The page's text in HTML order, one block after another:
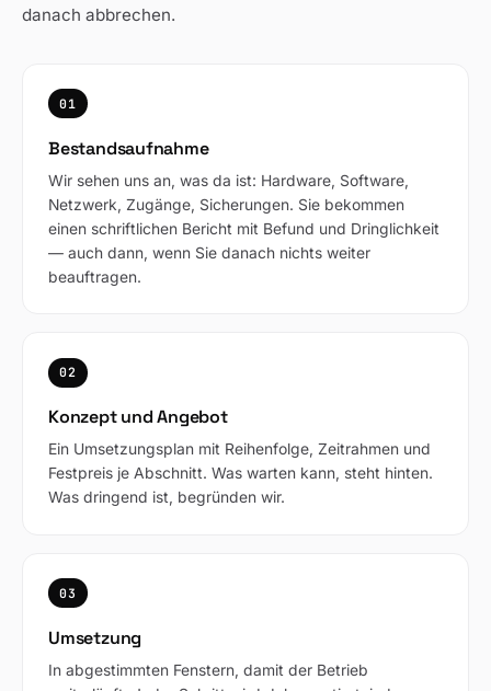
danach abbrechen.
01
Bestandsaufnahme
Wir sehen uns an, was da ist: Hardware, Software,
Netzwerk, Zugänge, Sicherungen. Sie bekommen
einen schriftlichen Bericht mit Befund und Dringlichkeit
— auch dann, wenn Sie danach nichts weiter
beauftragen.
02
Konzept und Angebot
Ein Umsetzungsplan mit Reihenfolge, Zeitrahmen und
Festpreis je Abschnitt. Was warten kann, steht hinten.
Was dringend ist, begründen wir.
03
Umsetzung
In abgestimmten Fenstern, damit der Betrieb